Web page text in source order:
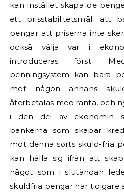
kan instället skapa de
ett prisstabilitetsmål; att
pengar att priserna inte
också välja var i
introduceras först.
penningsystem kan bara
mot någon annans
återbetalas med ränta, och
i den del av ekonomin
bankerna som skapar
mot denna sorts skuld-fria
kan hålla sig ifrån att
något som i slutändan
skuldfria pengar har tidigare